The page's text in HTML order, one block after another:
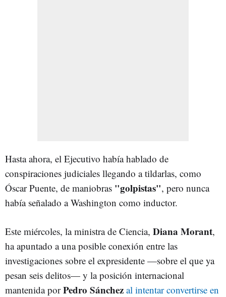
Hasta ahora, el Ejecutivo había hablado de
conspiraciones judiciales llegando a tildarlas, como
Óscar Puente, de maniobras "golpistas", pero nunca
había señalado a Washington como inductor.
Este miércoles, la ministra de Ciencia, Diana Morant,
ha apuntado a una posible conexión entre las
investigaciones sobre el expresidente —sobre el que ya
pesan seis delitos— y la posición internacional
mantenida porPedro Sánchez al intentar convertirse en